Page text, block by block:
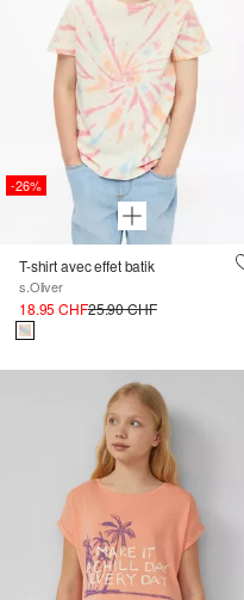
-26%
T-shirt avec effet batik
s.Oliver
18.95 CHF25.90 CHF